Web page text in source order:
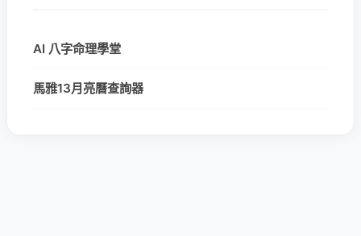
AI 八字命理學堂
馬雅13月亮曆查詢器